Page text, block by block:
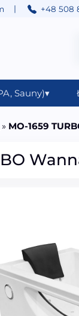
| +48 508
Sauny)▾
» MO-1659